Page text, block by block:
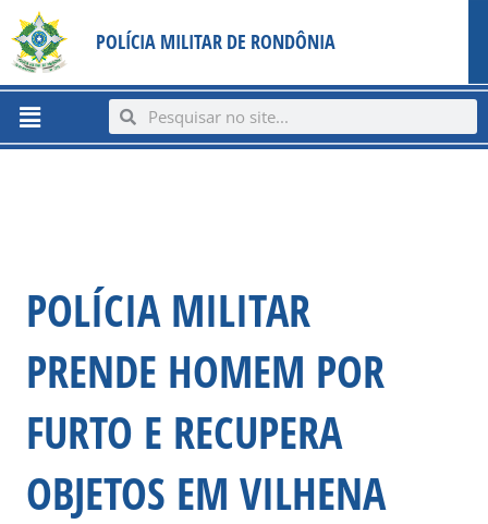
content
para
conteúdo
POLÍCIA MILITAR DE RONDÔNIA
Menu SearchSearch
POLÍCIA MILITAR
PRENDE HOMEM POR
FURTO E RECUPERA
OBJETOS EM VILHENA